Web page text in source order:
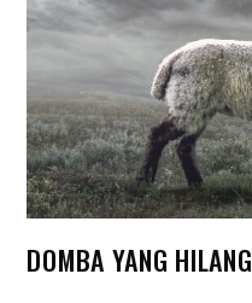
DOMBA YANG HILANG